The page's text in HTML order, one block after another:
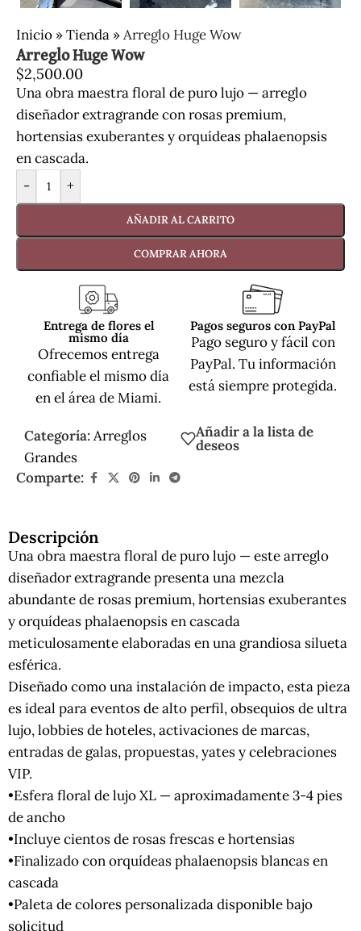
Inicio »Tienda »Arreglo Huge Wow
Arreglo Huge Wow
$2,500.00
Una obra maestra floral de puro lujo — arreglo
diseñador extragrande con rosas premium,
hortensias exuberantes y orquídeas phalaenopsis
en cascada.
-
+
AÑADIR AL CARRITO
COMPRAR AHORA
Entrega de flores el
mismo día
Ofrecemos entrega
confiable el mismo día
en el área de Miami.
Pagos seguros con PayPal
Pago seguro y fácil con
PayPal. Tu información
está siempre protegida.
Categoría:Arreglos
Grandes
Añadir a la lista de
deseos
Comparte:
Descripción
Una obra maestra floral de puro lujo — este arreglo
diseñador extragrande presenta una mezcla
abundante de rosas premium, hortensias exuberantes
y orquídeas phalaenopsis en cascada
meticulosamente elaboradas en una grandiosa silueta
esférica.
Diseñado como una instalación de impacto, esta pieza
es ideal para eventos de alto perfil, obsequios de ultra
lujo, lobbies de hoteles, activaciones de marcas,
entradas de galas, propuestas, yates y celebraciones
VIP.
•Esfera floral de lujo XL — aproximadamente 3-4 pies
de ancho
•Incluye cientos de rosas frescas e hortensias
•Finalizado con orquídeas phalaenopsis blancas en
cascada
•Paleta de colores personalizada disponible bajo
solicitud